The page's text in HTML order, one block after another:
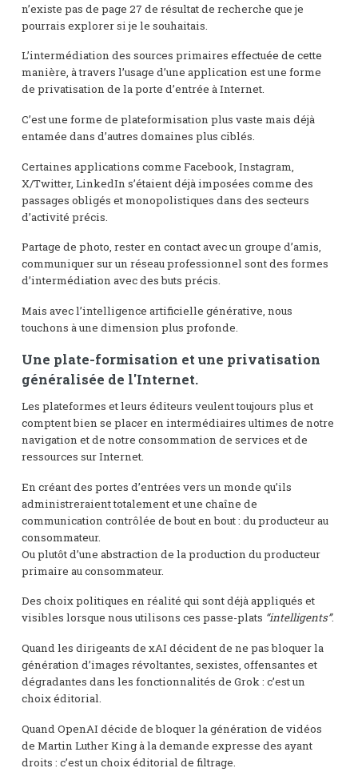
n’existe pas de page 27 de résultat de recherche que je
pourrais explorer si je le souhaitais.
L’intermédiation des sources primaires effectuée de cette
manière, à travers l’usage d’une application est une forme
de privatisation de la porte d’entrée à Internet.
C’est une forme de plateformisation plus vaste mais déjà
entamée dans d’autres domaines plus ciblés.
Certaines applications comme Facebook, Instagram,
X/Twitter, LinkedIn s’étaient déjà imposées comme des
passages obligés et monopolistiques dans des secteurs
d’activité précis.
Partage de photo, rester en contact avec un groupe d’amis,
communiquer sur un réseau professionnel sont des formes
d’intermédiation avec des buts précis.
Mais avec l’intelligence artificielle générative, nous
touchons à une dimension plus profonde.
Une plate-formisation et une privatisation
généralisée de l'Internet.
Les plateformes et leurs éditeurs veulent toujours plus et
comptent bien se placer en intermédiaires ultimes de notre
navigation et de notre consommation de services et de
ressources sur Internet.
En créant des portes d’entrées vers un monde qu’ils
administreraient totalement et une chaîne de
communication contrôlée de bout en bout : du producteur au
consommateur.
Ou plutôt d’une abstraction de la production du producteur
primaire au consommateur.
Des choix politiques en réalité qui sont déjà appliqués et
visibles lorsque nous utilisons ces passe-plats “intelligents”.
Quand les dirigeants de xAI décident de ne pas bloquer la
génération d’images révoltantes, sexistes, offensantes et
dégradantes dans les fonctionnalités de Grok : c’est un
choix éditorial.
Quand OpenAI décide de bloquer la génération de vidéos
de Martin Luther King à la demande expresse des ayant
droits : c’est un choix éditorial de filtrage.